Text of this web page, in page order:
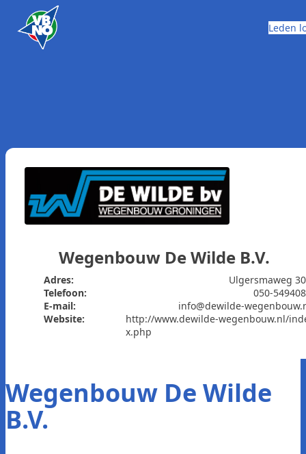
Skip to content
Leden
Wegenbouw De Wilde B.V.
Adres:
Ulgersmaweg
Telefoon:
050-
E-mail:
info@dewilde-
Website:
http://www.dewilde-wegenbouw.nl/
x.php
Wegenbouw De Wilde
B.V.